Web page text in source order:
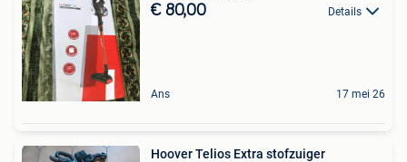
€ 80,00 Details
Ans 17 mei 26
Hoover Telios Extra stofzuiger